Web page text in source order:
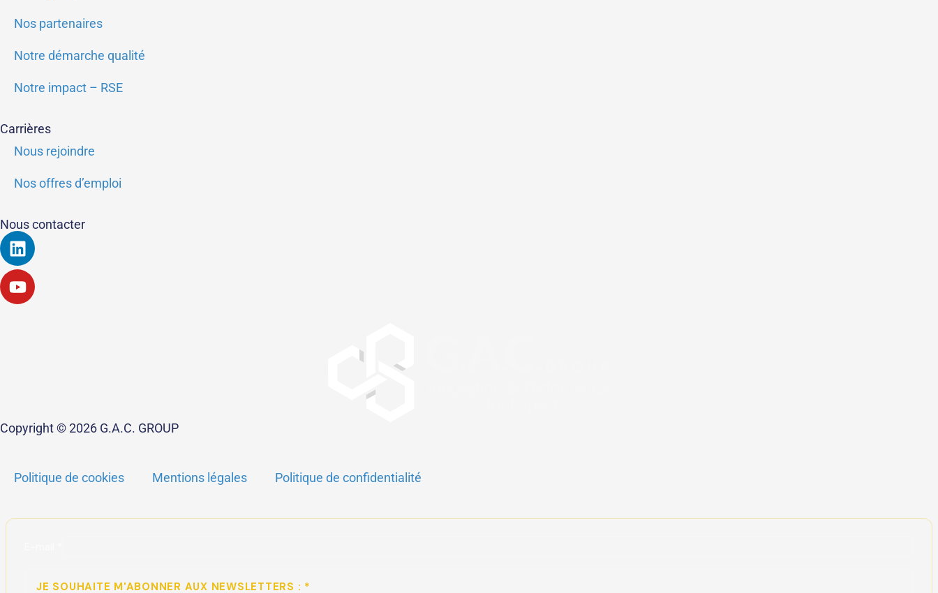
Nos partenaires
Notre démarche qualité
Notre impact – RSE
Carrières
Nous rejoindre
Nos offres d’emploi
Nous contacter
Linkedin
Youtube
Copyright © 2026 G.A.C. GROUP
Politique de cookies Mentions légales Politique de confidentialité